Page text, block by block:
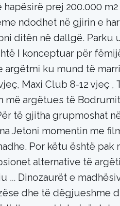
prej 200.000 m2
ndodhet në gjirin e
ditën në dallgë. Parku
I konceptuar për
argëtmi ku mund të
Maxi Club 8-12 vjeç ,
më argëtues të
të gjitha grupmoshat
Jetoni momentin me
Por këtu është pak
alternative të
... Dinozaurët e
dhe të dëgjueshme